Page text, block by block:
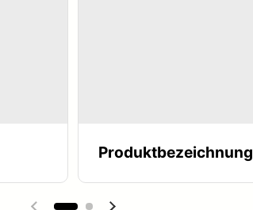
Produktbezeichnung